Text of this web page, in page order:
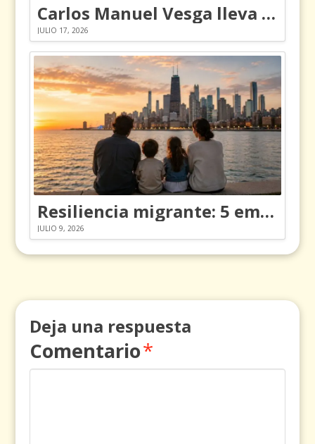
Carlos Manuel Vesga lleva el nombre de Colombia a los Emmy
JULIO 17, 2026
Resiliencia migrante: 5 emociones y cómo gestionarlas
JULIO 9, 2026
Deja una respuesta
Comentario*